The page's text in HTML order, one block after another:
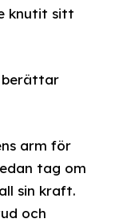
knutit sitt
berättar
arm för
tag om
sin kraft.
och